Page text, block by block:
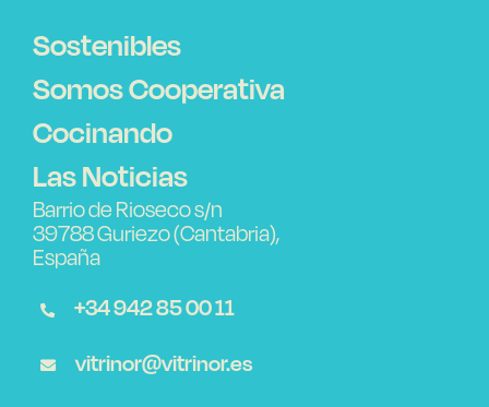
Sostenibles
Somos Cooperativa
Cocinando
Las Noticias
Barrio de Rioseco s/n
39788 Guriezo (Cantabria),
España
+34 942 85 00 11
vitrinor@vitrinor.es